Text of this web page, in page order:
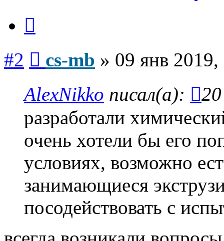
#2 cs-mb » 09 янв
AlexNikko писал(а):
разработали
очень хотели бы его
условиях, возможно
занимающиеся
посодействовать с